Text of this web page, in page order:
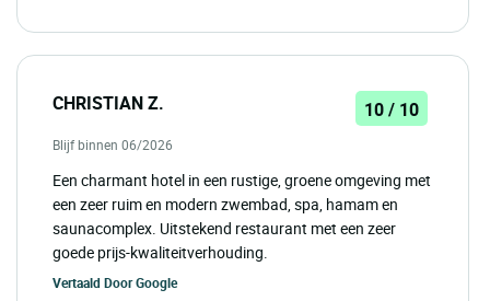
CHRISTIAN Z. 10 / 10
Blijf binnen 06/2026
Een charmant hotel in een rustige, groene omgeving met
een zeer ruim en modern zwembad, spa, hamam en
saunacomplex. Uitstekend restaurant met een zeer
goede prijs-kwaliteitverhouding.
Vertaald DoorGoogle